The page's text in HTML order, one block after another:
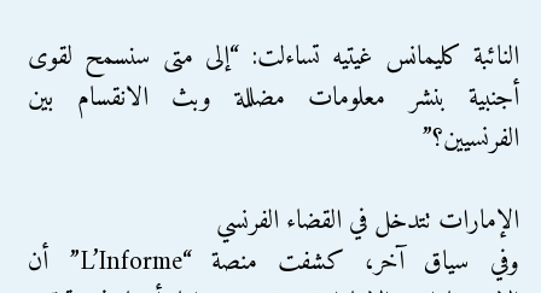
النائبة كليمانس غيتيه تساءلت: “إلى متى سنسمح لقوى
أجنبية بنشر معلومات مضللة وبث الانقسام بين
الفرنسيين؟”
الإمارات تتدخل في القضاء الفرنسي
وفي سياق آخر، كشفت منصة “L’Informe” أن